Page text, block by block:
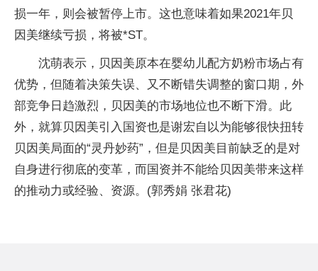
损一年，则会被暂停上市。这也意味着如果2021年贝
因美继续亏损，将被*ST。
沈萌表示，贝因美原本在婴幼儿配方奶粉市场占有
优势，但随着决策失误、又不断错失调整的窗口期，外
部竞争日趋激烈，贝因美的市场地位也不断下滑。此
外，就算贝因美引入国资也是谢宏自以为能够很快扭转
贝因美局面的“灵丹妙药”，但是贝因美目前缺乏的是对
自身进行彻底的变革，而国资并不能给贝因美带来这样
的推动力或经验、资源。(郭秀娟 张君花)